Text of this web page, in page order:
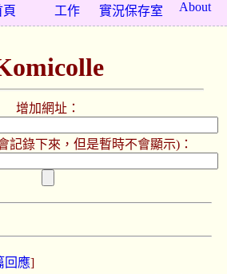
About
實況保存室
工作
頁
增加網址：
記錄下來，但是暫時不會顯示)：
回應]